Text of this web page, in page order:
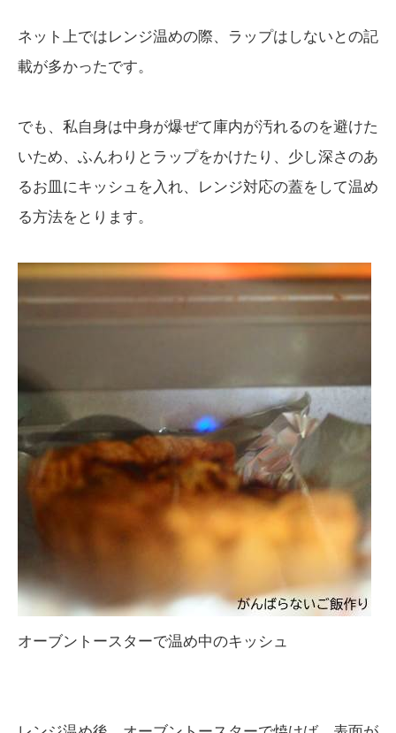
ネット上ではレンジ温めの際、ラップはしないとの記
載が多かったです。
でも、私自身は中身が爆ぜて庫内が汚れるのを避けた
いため、ふんわりとラップをかけたり、少し深さのあ
るお皿にキッシュを入れ、レンジ対応の蓋をして温め
る方法をとります。
オーブントースターで温め中のキッシュ